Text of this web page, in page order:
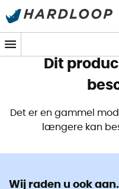
Zomeraanbiedingen 🔥 -
Dit
Det er en gammel
længere kan
Wij raden u ook aan.